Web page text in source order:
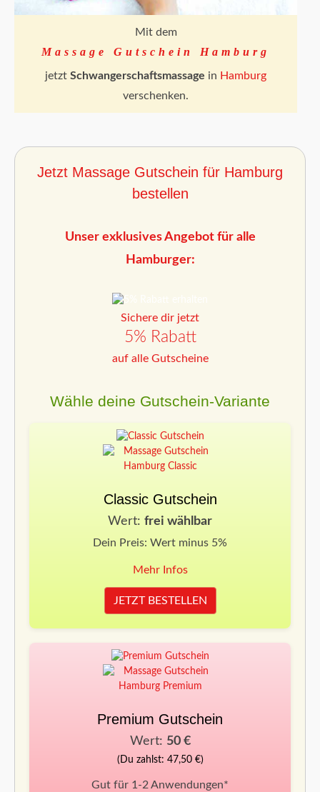
Mit dem
Massage Gutschein Hamburg
jetzt Schwangerschaftsmassage in Hamburg
verschenken.
Jetzt Massage Gutschein für Hamburg
bestellen
Unser exklusives Angebot für alle
Hamburger:
Sichere dir jetzt
5% Rabatt
auf alle Gutscheine
Wähle deine Gutschein-Variante
Classic Gutschein
Wert: frei wählbar
Dein Preis: Wert minus 5%
Mehr Infos
JETZT BESTELLEN
Premium Gutschein
Wert: 50 €
(Du zahlst: 47,50 €)
Gut für 1-2 Anwendungen*